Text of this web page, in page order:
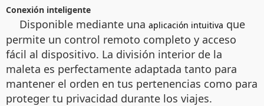
Conexión inteligente
Disponible mediante una aplicación intuitiva que
permite un control remoto completo y acceso
fácil al dispositivo. La división interior de la
maleta es perfectamente adaptada tanto para
mantener el orden en tus pertenencias como para
proteger tu privacidad durante los viajes.